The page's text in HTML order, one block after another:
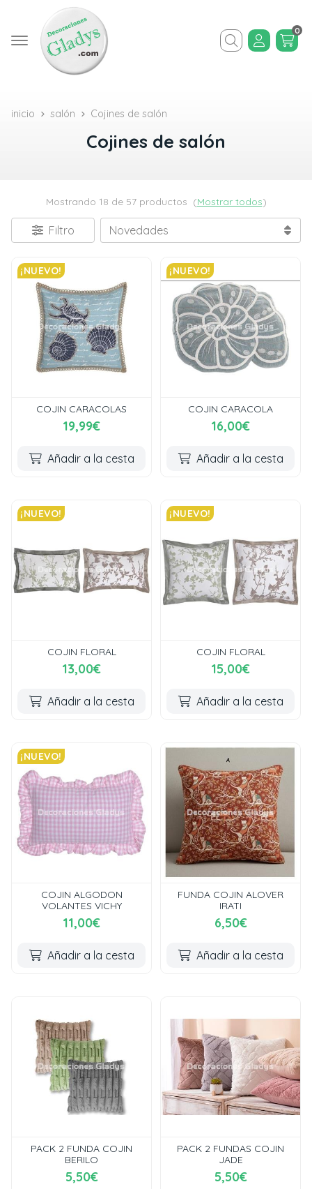
Buscar
0
inicio salón Cojines de salón
Cojines de salón
Mostrando 18 de 57 productos (Mostrar todos)
Filtro
¡NUEVO!
COJIN CARACOLAS
19,99€
Añadir a la cesta
¡NUEVO!
COJIN CARACOLA
16,00€
Añadir a la cesta
¡NUEVO!
COJIN FLORAL
13,00€
Añadir a la cesta
¡NUEVO!
COJIN FLORAL
15,00€
Añadir a la cesta
¡NUEVO!
COJIN ALGODON
VOLANTES VICHY
11,00€
Añadir a la cesta
FUNDA COJIN ALOVER
IRATI
6,50€
Añadir a la cesta
PACK 2 FUNDA COJIN
BERILO
5,50€
PACK 2 FUNDAS COJIN
JADE
5,50€